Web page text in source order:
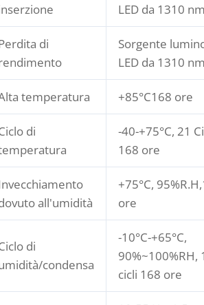
LED da 1310
di
Sorgente
LED da 1310
temperatura +85°C168 ore
di
-40-+75°C, 21
168 ore
all'umidità
+75°C,
ore
di
condensa
-10°C-+65°C,
90%~100%RH,
cicli 168 ore